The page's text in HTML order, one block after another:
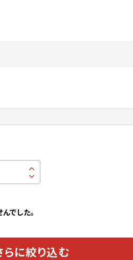
でした。
に絞り込む